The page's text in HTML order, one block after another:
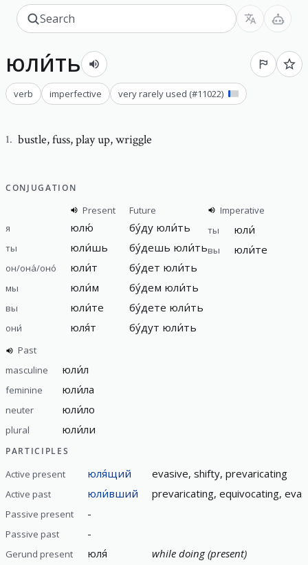
юли́ть
verb imperfective very rarely used (#11022)
1. bustle,fuss, play up, wriggle
CONJUGATION
Present
Future
я
юлю́ бу́ду юли́ть
ты юли́шь бу́дешь юли́ть
он/она́/оно́ юли́т бу́дет юли́ть
мы юли́м бу́дем юли́ть
вы юли́те бу́дете юли́ть
они́ юля́т бу́дут юли́ть
Imperative
ты
юли́
вы юли́те
Past
masculine
юли́л
feminine юли́ла
neuter юли́ло
plural юли́ли
PARTICIPLES
Active present юля́щий evasive, shifty, prevaricating
Active past юли́вший prevaricating, equivocating,
Passive present -
Passive past -
Gerund present юля́ while doing (present)